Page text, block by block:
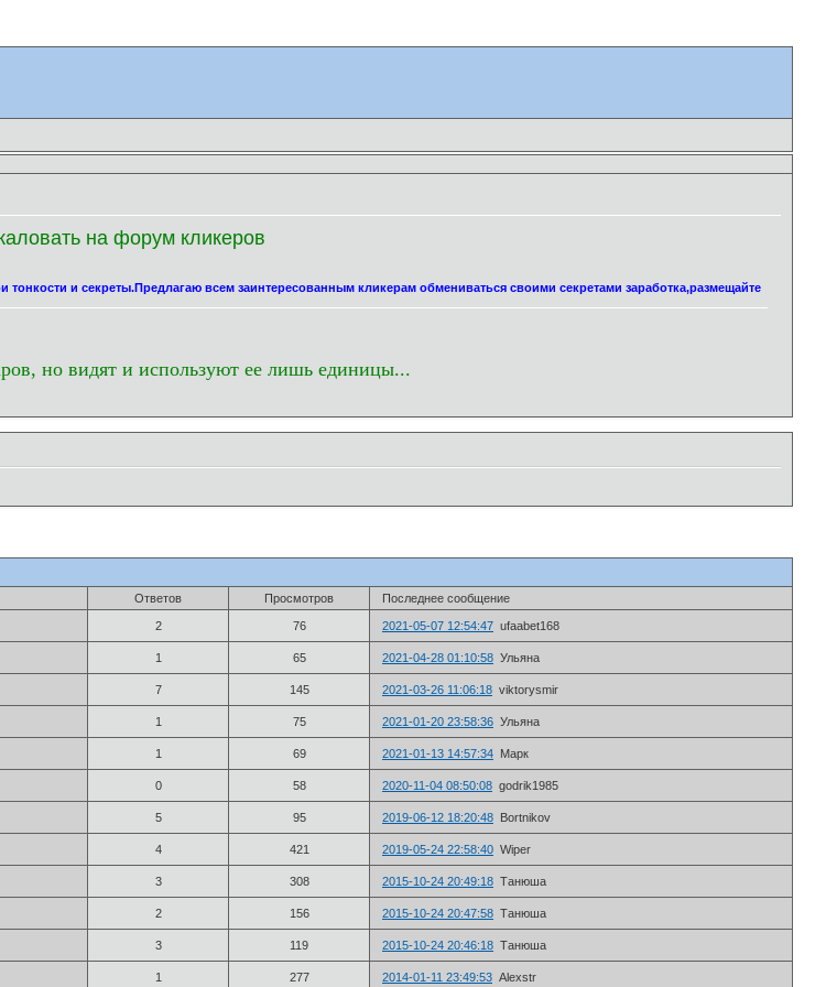
на форум кликеров
и секреты.Предлагаю всем заинтересованным кликерам обмениваться своими секретами заработка,размещайте
но видят и используют ее лишь единицы...
Ответов Просмотров Последнее сообщение
2 76 2021-05-07 12:54:47 ufaabet168
1 65 2021-04-28 01:10:58 Ульяна
7 145 2021-03-26 11:06:18 viktorysmir
1 75 2021-01-20 23:58:36 Ульяна
1 69 2021-01-13 14:57:34 Марк
0 58 2020-11-04 08:50:08 godrik1985
5 95 2019-06-12 18:20:48 Bortnikov
4 421 2019-05-24 22:58:40 Wiper
3 308 2015-10-24 20:49:18 Танюша
2 156 2015-10-24 20:47:58 Танюша
3 119 2015-10-24 20:46:18 Танюша
1 277 2014-01-11 23:49:53 Alexstr